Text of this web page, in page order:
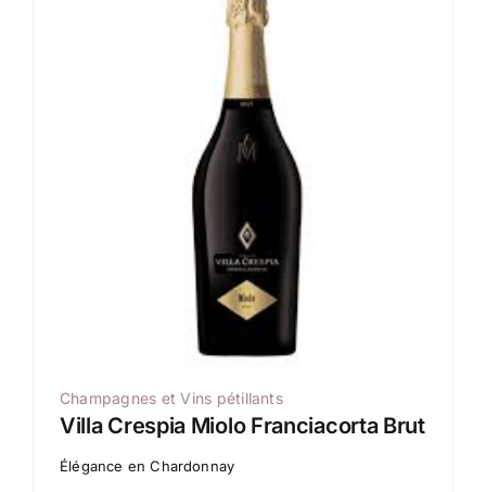
Champagnes et Vins pétillants
Villa Crespia Miolo Franciacorta Brut
Élégance en Chardonnay